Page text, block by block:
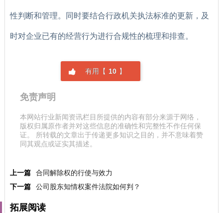
性判断和管理。同时要结合行政机关执法标准的更新，及
时对企业已有的经营行为进行合规性的梳理和排查。
有用【 10 】
免责声明
本网站行业新闻资讯栏目所提供的内容有部分来源于网络，
版权归属原作者并对这些信息的准确性和完整性不作任何保
证。 所转载的文章出于传递更多知识之目的，并不意味着赞
同其观点或证实其描述。
上一篇
合同解除权的行使与效力
下一篇
公司股东知情权案件法院如何判？
拓展阅读